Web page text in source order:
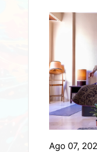
Ago 07,